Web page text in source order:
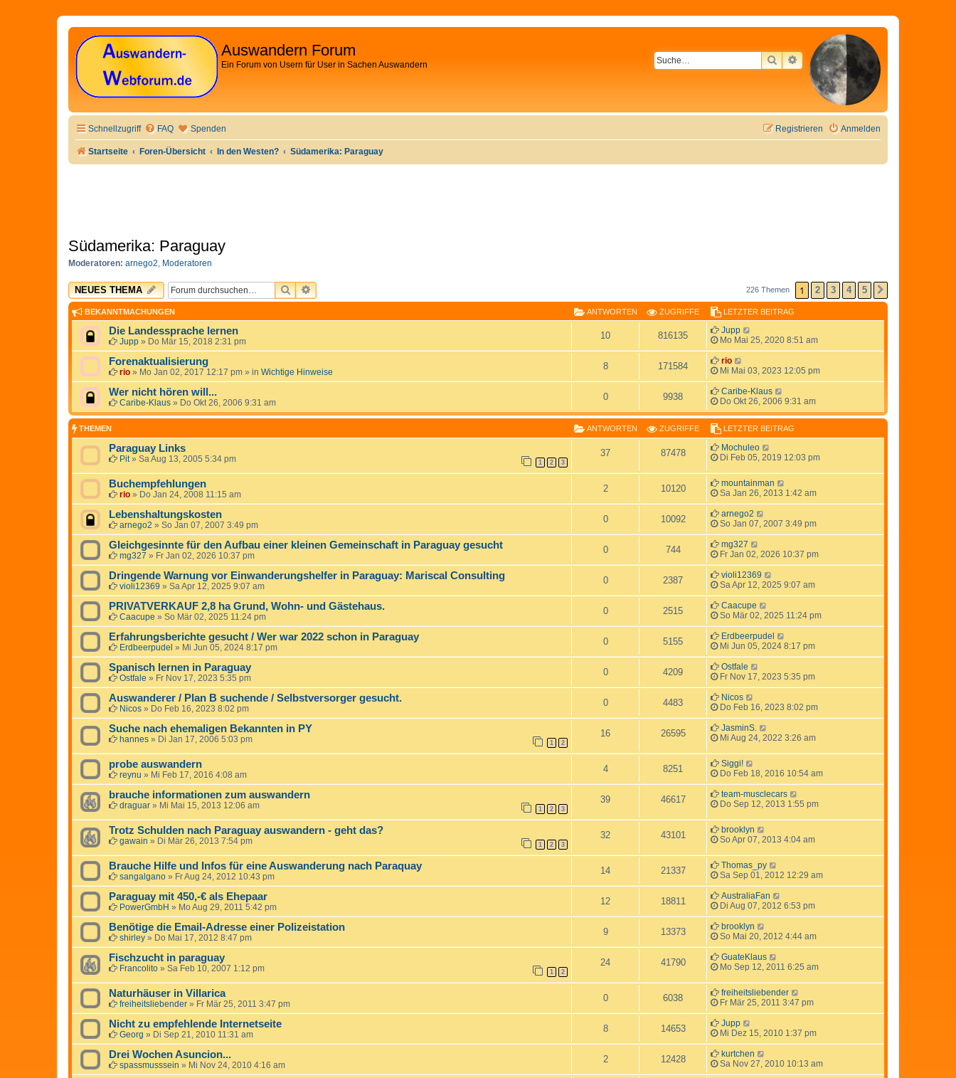
Auswandern Forum
Ein Forum von Usern für User in Sachen Auswandern SUCHEERWEITERTE SUCHE
Schnellzugriff FAQ Spenden Anmelden
Registrieren
Startseite Foren-Übersicht In den Westen? Südamerika: Paraguay
Südamerika: Paraguay
Moderatoren: arnego2, Moderatoren
NEUES THEMA SUCHEERWEITERTE SUCHE 226 Themen 1 2 3 4 5
BEKANNTMACHUNGEN ANTWORTEN ZUGRIFFE LETZTER BEITRAG
Die Landessprache lernen
Jupp » Do Mär 15, 2018 2:31 pm
10 816135
Jupp
Mo Mai 25, 2020 8:51 am
Forenaktualisierung
rio » Mo Jan 02, 2017 12:17 pm » in Wichtige Hinweise
8 171584
rio
Mi Mai 03, 2023 12:05 pm
Wer nicht hören will...
Caribe-Klaus » Do Okt 26, 2006 9:31 am
0 9938
Caribe-Klaus
Do Okt 26, 2006 9:31 am
THEMEN ANTWORTEN ZUGRIFFE LETZTER BEITRAG
Paraguay Links
Pit» Sa Aug 13, 2005 5:34 pm 1 2 3
37 87478
Mochuleo
Di Feb 05, 2019 12:03 pm
Buchempfehlungen
rio » Do Jan 24, 2008 11:15 am
2 10120
mountainman
Sa Jan 26, 2013 1:42 am
Lebenshaltungskosten
arnego2 » So Jan 07, 2007 3:49 pm
0 10092
arnego2
So Jan 07, 2007 3:49 pm
Gleichgesinnte für den Aufbau einer kleinen Gemeinschaft in Paraguay gesucht
mg327 » Fr Jan 02, 2026 10:37 pm
0 744
mg327
Fr Jan 02, 2026 10:37 pm
Dringende Warnung vor Einwanderungshelfer in Paraguay: Mariscal Consulting
violi12369 » Sa Apr 12, 2025 9:07 am
0 2387
violi12369
Sa Apr 12, 2025 9:07 am
PRIVATVERKAUF 2,8 ha Grund, Wohn- und Gästehaus.
Caacupe » So Mär 02, 2025 11:24 pm
0 2515
Caacupe
So Mär 02, 2025 11:24 pm
Erfahrungsberichte gesucht / Wer war 2022 schon in Paraguay
Erdbeerpudel » Mi Jun 05, 2024 8:17 pm
0 5155
Erdbeerpudel
Mi Jun 05, 2024 8:17 pm
Spanisch lernen in Paraguay
Ostfale » Fr Nov 17, 2023 5:35 pm
0 4209
Ostfale
Fr Nov 17, 2023 5:35 pm
Auswanderer / Plan B suchende / Selbstversorger gesucht.
Nicos » Do Feb 16, 2023 8:02 pm
0 4483
Nicos
Do Feb 16, 2023 8:02 pm
Suche nach ehemaligen Bekannten in PY
hannes » Di Jan 17, 2006 5:03 pm 1 2
16 26595
JasminS.
Mi Aug 24, 2022 3:26 am
probe auswandern
reynu » Mi Feb 17, 2016 4:08 am
4 8251
Siggi!
Do Feb 18, 2016 10:54 am
brauche informationen zum auswandern
draguar » Mi Mai 15, 2013 12:06 am 1 2 3
39 46617
team-musclecars
Do Sep 12, 2013 1:55 pm
Trotz Schulden nach Paraguay auswandern - geht das?
gawain » Di Mär 26, 2013 7:54 pm 1 2 3
32 43101
brooklyn
So Apr 07, 2013 4:04 am
Brauche Hilfe und Infos für eine Auswanderung nach Paraquay
sangalgano » Fr Aug 24, 2012 10:43 pm
14 21337
Thomas_py
Sa Sep 01, 2012 12:29 am
Paraguay mit 450,-€ als Ehepaar
PowerGmbH » Mo Aug 29, 2011 5:42 pm
12 18811
AustraliaFan
Di Aug 07, 2012 6:53 pm
Benötige die Email-Adresse einer Polizeistation
shirley » Do Mai 17, 2012 8:47 pm
9 13373
brooklyn
So Mai 20, 2012 4:44 am
Fischzucht in paraguay
Francolito » Sa Feb 10, 2007 1:12 pm 1 2
24 41790
GuateKlaus
Mo Sep 12, 2011 6:25 am
Naturhäuser in Villarica
freiheitsliebender » Fr Mär 25, 2011 3:47 pm
0 6038
freiheitsliebender
Fr Mär 25, 2011 3:47 pm
Nicht zu empfehlende Internetseite
Georg » Di Sep 21, 2010 11:31 am
8 14653
Jupp
Mi Dez 15, 2010 1:37 pm
Drei Wochen Asuncion...
spassmusssein » Mi Nov 24, 2010 4:16 am
2 12428
kurtchen
Sa Nov 27, 2010 10:13 am